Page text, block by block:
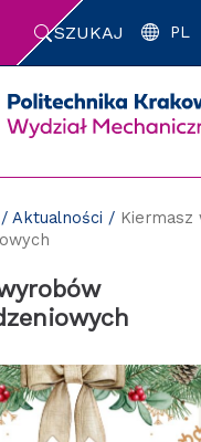
SZUKAJ PL
Aktualności / Kiermasz